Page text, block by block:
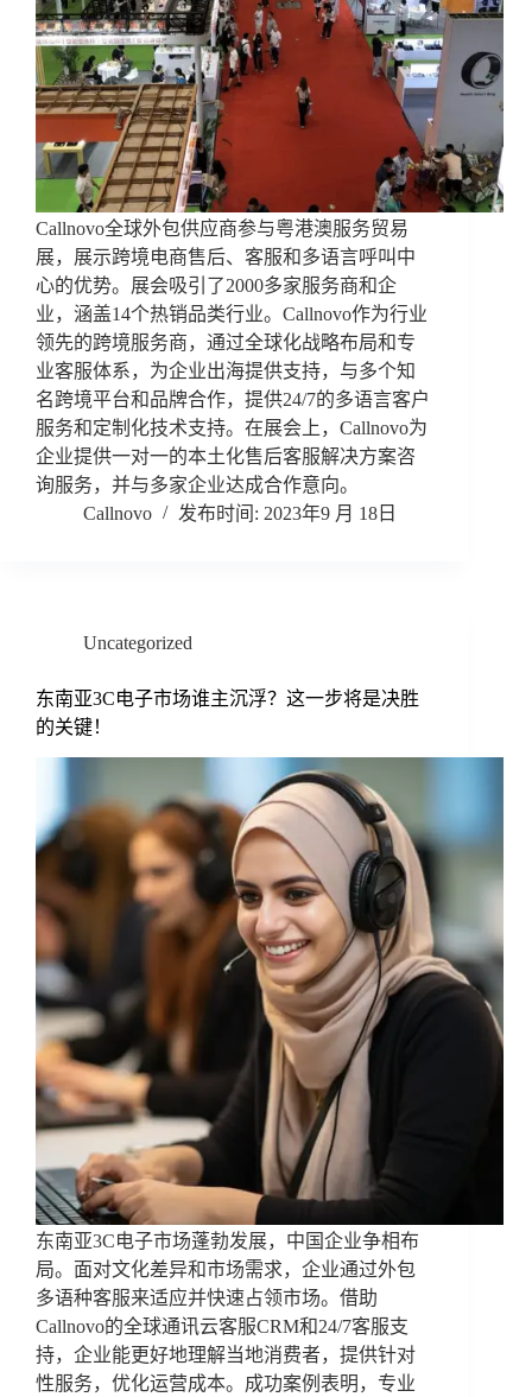
Callnovo全球外包供应商参与粤港澳服务贸易
展，展示跨境电商售后、客服和多语言呼叫中
心的优势。展会吸引了2000多家服务商和企
业，涵盖14个热销品类行业。Callnovo作为行业
领先的跨境服务商，通过全球化战略布局和专
业客服体系，为企业出海提供支持，与多个知
名跨境平台和品牌合作，提供24/7的多语言客户
服务和定制化技术支持。在展会上，Callnovo为
企业提供一对一的本土化售后客服解决方案咨
询服务，并与多家企业达成合作意向。
Callnovo
2023年9 月 18日
Uncategorized
东南亚3C电子市场谁主沉浮？这一步将是决胜
的关键！
东南亚3C电子市场蓬勃发展，中国企业争相布
局。面对文化差异和市场需求，企业通过外包
多语种客服来适应并快速占领市场。借助
Callnovo的全球通讯云客服CRM和24/7客服支
持，企业能更好地理解当地消费者，提供针对
性服务，优化运营成本。成功案例表明，专业